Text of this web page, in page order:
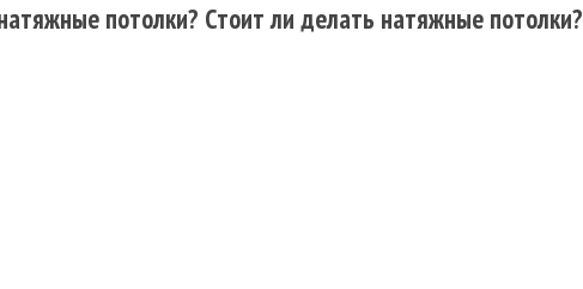
потолки? Cтоит ли делать натяжные потолки?